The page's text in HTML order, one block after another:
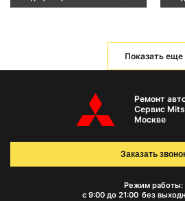
Показать еще
Ремонт
Сервис
Москве
Режим работы:
с 9:00 до 21:00 без
Заказать